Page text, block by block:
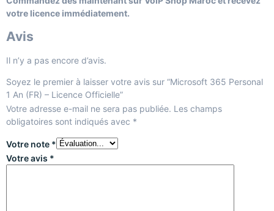
votre licence immédiatement.
Avis
Il n’y a pas encore d’avis.
Soyez le premier à laisser votre avis sur “Microsoft 365 Personal
1 An (FR) – Licence Officielle”
Votre adresse e-mail ne sera pas publiée. Les champs
obligatoires sont indiqués avec *
Votre note *
Votre avis *